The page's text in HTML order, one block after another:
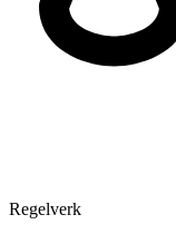
Regelverk